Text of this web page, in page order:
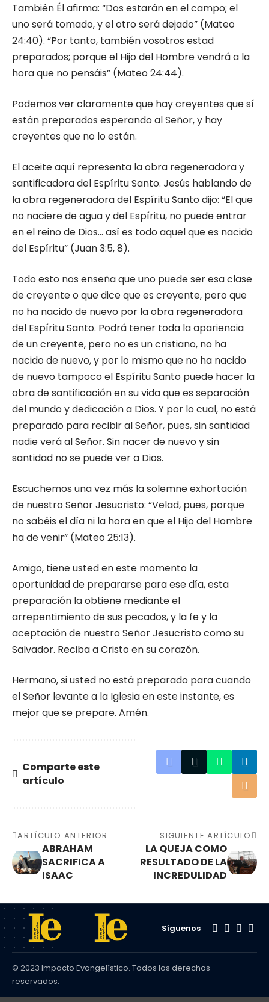
También Él afirma: “Dos estarán en el campo; el
uno será tomado, y el otro será dejado” (Mateo
24:40). “Por tanto, también vosotros estad
preparados; porque el Hijo del Hombre vendrá a la
hora que no pensáis” (Mateo 24:44).
Podemos ver claramente que hay creyentes que sí
están preparados esperando al Señor, y hay
creyentes que no lo están.
El aceite aquí representa la obra regeneradora y
santificadora del Espíritu Santo. Jesús hablando de
la obra regeneradora del Espíritu Santo dijo: “El que
no naciere de agua y del Espíritu, no puede entrar
en el reino de Dios… así es todo aquel que es nacido
del Espíritu” (Juan 3:5, 8).
Todo esto nos enseña que uno puede ser esa clase
de creyente o que dice que es creyente, pero que
no ha nacido de nuevo por la obra regeneradora
del Espíritu Santo. Podrá tener toda la apariencia
de un creyente, pero no es un cristiano, no ha
nacido de nuevo, y por lo mismo que no ha nacido
de nuevo tampoco el Espíritu Santo puede hacer la
obra de santificación en su vida que es separación
del mundo y dedicación a Dios. Y por lo cual, no está
preparado para recibir al Señor, pues, sin santidad
nadie verá al Señor. Sin nacer de nuevo y sin
santidad no se puede ver a Dios.
Escuchemos una vez más la solemne exhortación
de nuestro Señor Jesucristo: “Velad, pues, porque
no sabéis el día ni la hora en que el Hijo del Hombre
ha de venir” (Mateo 25:13).
Amigo, tiene usted en este momento la
oportunidad de prepararse para ese día, esta
preparación la obtiene mediante el
arrepentimiento de sus pecados, y la fe y la
aceptación de nuestro Señor Jesucristo como su
Salvador. Reciba a Cristo en su corazón.
Hermano, si usted no está preparado para cuando
el Señor levante a la Iglesia en este instante, es
mejor que se prepare. Amén.
Comparte este
artículo
ARTÍCULO ANTERIOR
ABRAHAM
SACRIFICA A
ISAAC
SIGUIENTE ARTÍCULO
LA QUEJA COMO
RESULTADO DE LA
INCREDULIDAD
Síguenos
© 2023 Impacto Evangelístico. Todos los derechos
reservados.